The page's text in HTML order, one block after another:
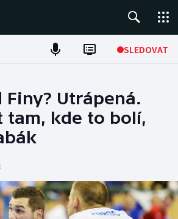
SLEDOVAT
Finy? Utrápená.
tam, kde to bolí,